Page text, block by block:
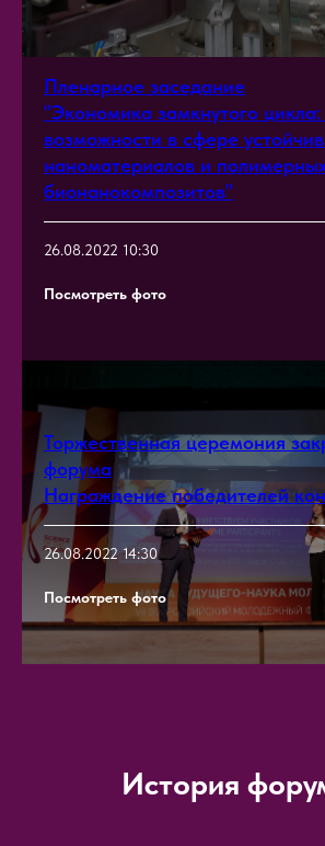
Пленарное заседание
"Экономика замкнутого
возможности в сфере
наноматериалов и
бионанокомпозитов"
26.08.2022 10:30
Посмотреть фото
Торжественная церемония
форума
Награждение победителей
26.08.2022 14:30
Посмотреть фото
История